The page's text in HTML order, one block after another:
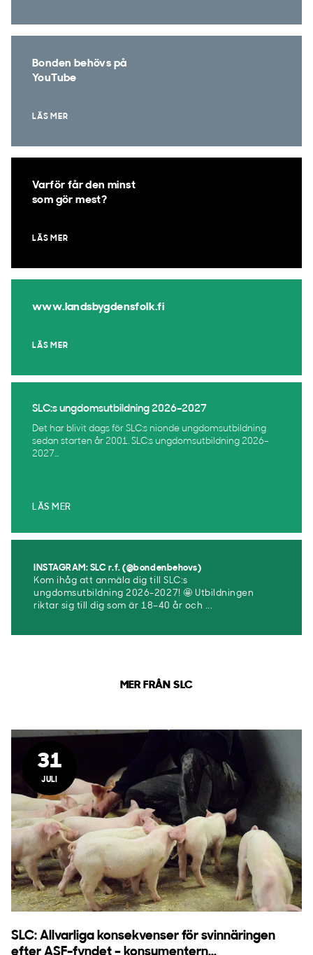
Bonden behövs på
YouTube
LÄS MER
Varför får den minst
som gör mest?
LÄS MER
www.landsbygdensfolk.fi
LÄS MER
SLC:s ungdomsutbildning 2026–2027
Det har blivit dags för SLC:s nionde ungdomsutbildning
sedan starten år 2001. SLC:s ungdomsutbildning 2026–
2027...
LÄS MER
INSTAGRAM: SLC r.f. (@bondenbehovs)
Kom ihåg att anmäla dig till SLC:s
ungdomsutbildning 2026-2027! 🤩 Utbildningen
riktar sig till dig som är 18–40 år och ...
MER FRÅN SLC
31
JULI
SLC: Allvarliga konsekvenser för svinnäringen